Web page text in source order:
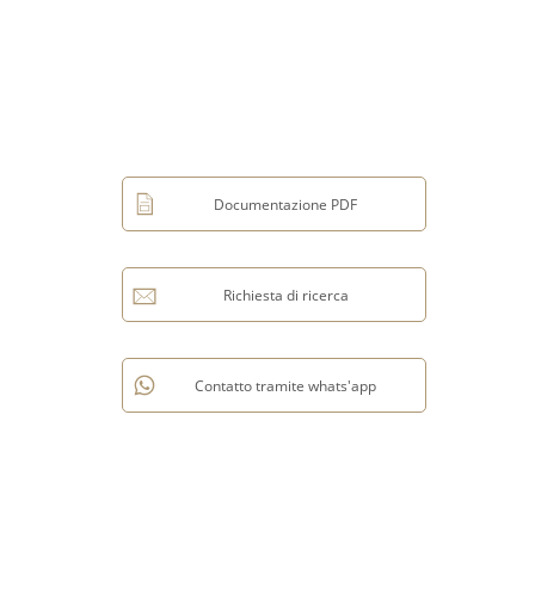
Documentazione PDF
Richiesta di ricerca
Contatto tramite whats'app